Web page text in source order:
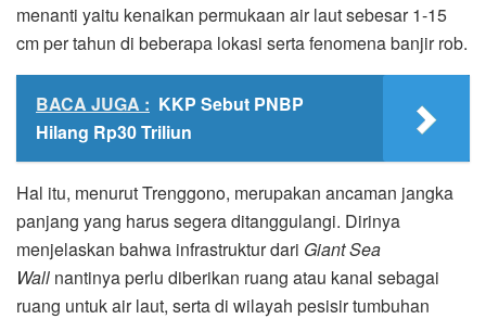
menanti yaitu kenaikan permukaan air laut sebesar 1-15
cm per tahun di beberapa lokasi serta fenomena banjir rob.
BACA JUGA : KKP Sebut PNBP
Hilang Rp30 Triliun
Hal itu, menurut Trenggono, merupakan ancaman jangka
panjang yang harus segera ditanggulangi. Dirinya
menjelaskan bahwa infrastruktur dari Giant Sea
Wall nantinya perlu diberikan ruang atau kanal sebagai
ruang untuk air laut, serta di wilayah pesisir tumbuhan